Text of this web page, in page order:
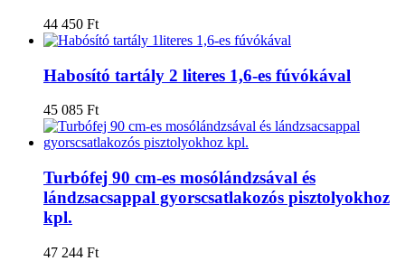
44 450 Ft
Habosító tartály 2 literes 1,6-es fúvókával
45 085 Ft
Turbófej 90 cm-es mosólándzsával és
lándzsacsappal gyorscsatlakozós pisztolyokhoz
kpl.
47 244 Ft